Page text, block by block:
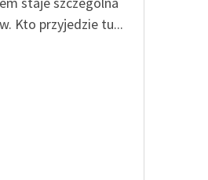
Testamentu
Kto przyjedzie tu...